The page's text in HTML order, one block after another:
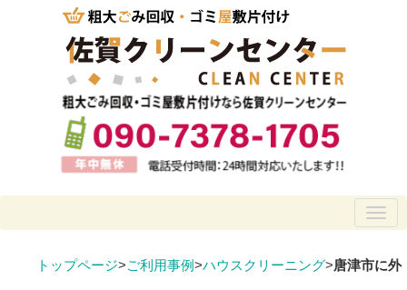
トップページ>ご利用事例>ハウスクリーニング>唐津市に外